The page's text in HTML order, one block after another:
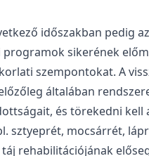
időszakban pedig
sikerének
szempontokat. A
általában
és törekedni kell
sztyeprét, mocsárrét,
rehabilitációjának